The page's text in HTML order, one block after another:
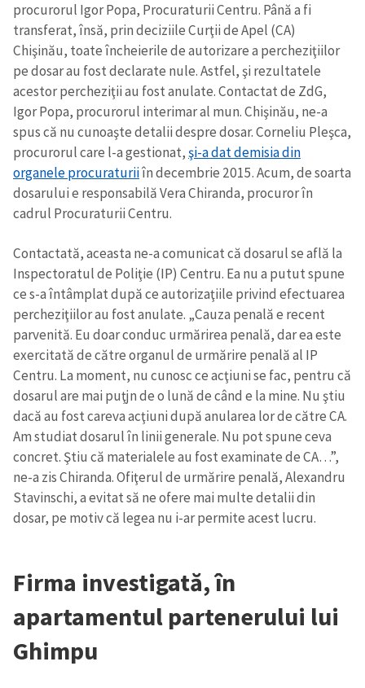
procurorul Igor Popa, Procuraturii Centru. Până a fi
transferat, însă, prin deciziile Curţii de Apel (CA)
Chişinău, toate încheierile de autorizare a percheziţiilor
pe dosar au fost declarate nule. Astfel, şi rezultatele
acestor percheziţii au fost anulate. Contactat de ZdG,
Igor Popa, procurorul interimar al mun. Chişinău, ne-a
spus că nu cunoaşte detalii despre dosar. Corneliu Pleşca,
procurorul care l-a gestionat,şi-a dat demisia din
organele procuraturiiîn decembrie 2015. Acum, de soarta
dosarului e responsabilă Vera Chiranda, procuror în
cadrul Procuraturii Centru.
Contactată, aceasta ne-a comunicat că dosarul se află la
Inspectoratul de Poliţie (IP) Centru. Ea nu a putut spune
ce s-a întâmplat după ce autorizaţiile privind efectuarea
percheziţiilor au fost anulate. „Cauza penală e recent
parvenită. Eu doar conduc urmărirea penală, dar ea este
exercitată de către organul de urmărire penală al IP
Centru. La moment, nu cunosc ce acţiuni se fac, pentru că
dosarul are mai puţjn de o lună de când e la mine. Nu ştiu
dacă au fost careva acţiuni după anularea lor de către CA.
Am studiat dosarul în linii generale. Nu pot spune ceva
concret. Ştiu că materialele au fost examinate de CA…”,
ne-a zis Chiranda. Ofiţerul de urmărire penală, Alexandru
Stavinschi, a evitat să ne ofere mai multe detalii din
dosar, pe motiv că legea nu i-ar permite acest lucru.
Firma investigată, în
apartamentul partenerului lui
Ghimpu